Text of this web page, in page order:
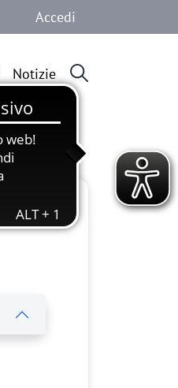
Menu profilo
Accedi
Notizie